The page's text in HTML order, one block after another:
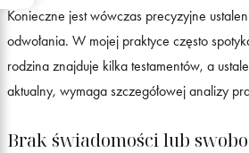
Konieczne jest wówczas precyzyjne
odwołania. W mojej praktyce często
rodzina znajduje kilka testamentów, a
aktualny, wymaga szczegółowej analizy
Brak świadomości lub